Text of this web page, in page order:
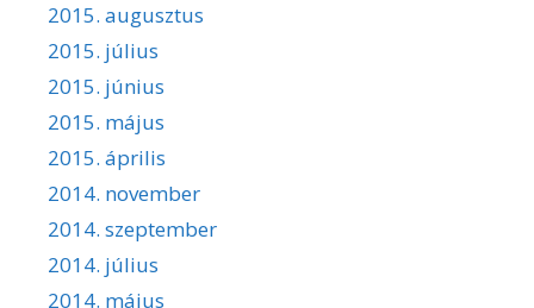
2015. augusztus
2015. július
2015. június
2015. május
2015. április
2014. november
2014. szeptember
2014. július
2014. május